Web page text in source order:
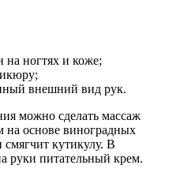
на ногтях и коже;
внешний вид рук.
можно сделать массаж
на основе виноградных
смягчит кутикулу. В
руки питательный крем.